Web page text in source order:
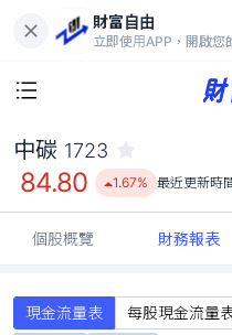
財富自由
立即使用APP，開啟您
84.80
中碳 1723
84.80 1.67% 最近更新時
個股概覽 財務報表
現金流量表 每股現金流量